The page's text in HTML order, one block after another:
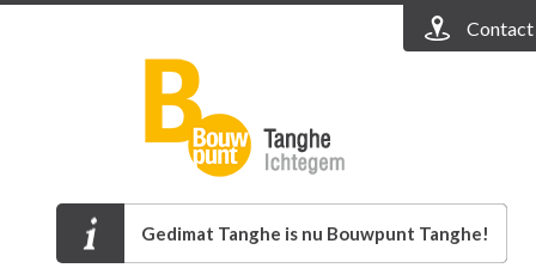
Contact
Gedimat Tanghe is nu Bouwpunt Tanghe!